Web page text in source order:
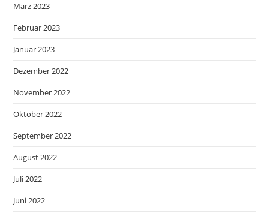
März 2023
Februar 2023
Januar 2023
Dezember 2022
November 2022
Oktober 2022
September 2022
August 2022
Juli 2022
Juni 2022